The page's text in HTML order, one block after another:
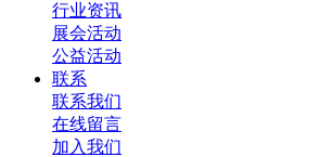
行业资讯
展会活动
公益活动
联系
联系我们
在线留言
加入我们